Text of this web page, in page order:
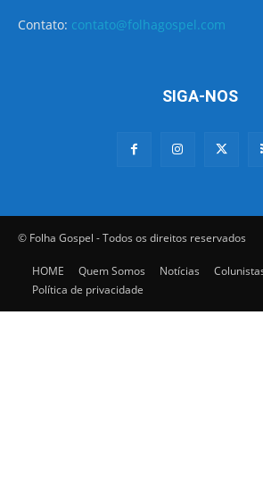
Contato: contato@folhagospel.com
SIGA-NOS
© Folha Gospel - Todos os direitos reservados
HOME Quem Somos Notícias
Política de privacidade